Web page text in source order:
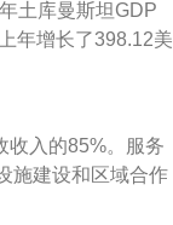
土库曼斯坦GDP
年增长了398.12美
收入的85%。服务
施建设和区域合作